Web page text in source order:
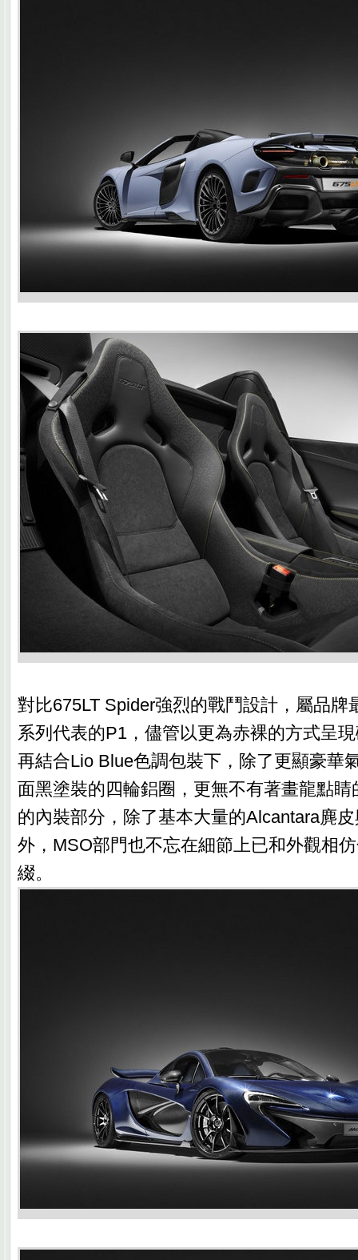
對比675LT Spider強烈的戰鬥設計，屬品牌
系列代表的P1，儘管以更為赤裸的方式呈
再結合Lio Blue色調包裝下，除了更顯豪華
面黑塗裝的四輪鋁圈，更無不有著畫龍點
的內裝部分，除了基本大量的Alcantara麂
外，MSO部門也不忘在細節上已和外觀相
綴。